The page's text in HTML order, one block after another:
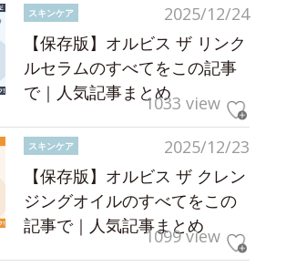
2025/12/24
スキンケア
【保存版】オルビス ザ リンク
ルセラムのすべてをこの記事
で｜人気記事まとめ1033 view
2025/12/23
スキンケア
【保存版】オルビス ザ クレン
ジングオイルのすべてをこの
記事で｜人気記事まとめ
1099 view